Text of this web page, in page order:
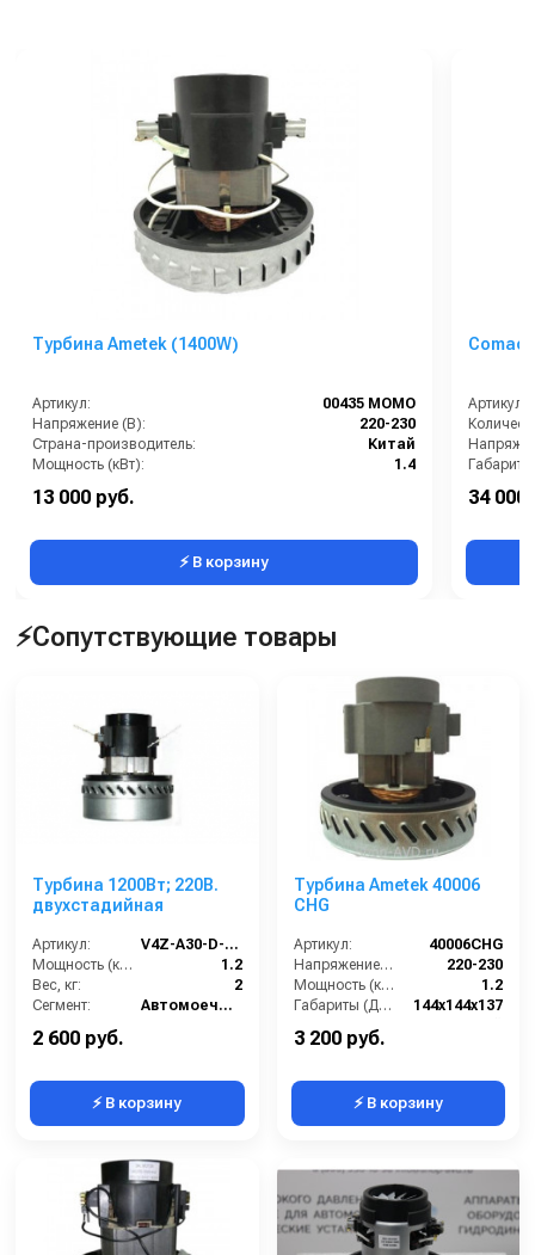
Турбина Ametek (1400W)
Артикул:
00435 MOMO
Напряжение (В):
220-230
Страна-производитель:
Китай
Мощность (кВт):
1.4
13 000 руб.
⚡ В корзину
Comac
Артикул:
Длина
34 000
⚡Сопутствующие товары
Турбина 1200Вт; 220В.
двухстадийная
Артикул:
V4Z-A30-D-L (AL)
Мощность (кВт):
1.2
Вес, кг:
2
Сегмент:
Автомоечный сегмент
2 600 руб.
⚡ В корзину
Турбина Ametek 40006
CHG
Артикул:
40006CHG
Напряжение (В):
220-230
Мощность (кВт):
1.2
Габариты (ДхШхВ):
144х144х137
Страна-производитель:
3 200 руб.
⚡ В корзину